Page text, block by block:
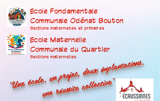
Ecole Fondamentale
Communale Odénat Bouton
Sections maternelles et primaires
Ecole Maternelle
Communale du Quartier
Sections maternelles
"Une école, un projet, deux implantations,
une réussite collective"